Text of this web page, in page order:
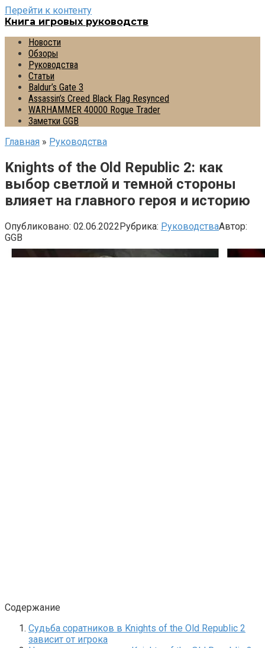
Перейти к контенту
Книга игровых руководств
Новости
Обзоры
Руководства
Статьи
Baldur’s Gate 3
Assassin’s Creed Black Flag Resynced
WARHAMMER 40000 Rogue Trader
Заметки GGB
Главная » Руководства
Knights of the Old Republic 2: как
выбор светлой и темной стороны
влияет на главного героя и историю
Опубликовано: 02.06.2022Рубрика: РуководстваАвтор:
GGB
Содержание
Судьба соратников в Knights of the Old Republic 2
зависит от игрока